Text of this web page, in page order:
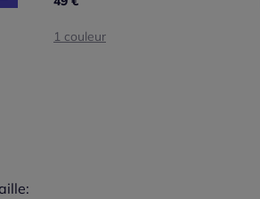
1 couleur
taillant selon les avis clients